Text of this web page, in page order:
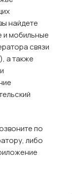
найдете
и мобильные
связи
а также
по
либо